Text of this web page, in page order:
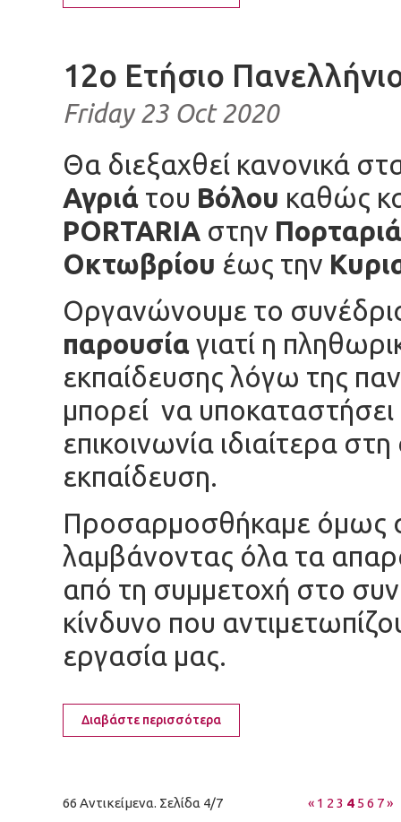
12ο Ετήσιο
Friday 23 Oct 2020
Θα διεξαχθεί κανονικά
Αγριά του Βόλου καθώς
PORTARIA στην
Οκτωβρίου έως την
Οργανώνουμε το
παρουσία γιατί η
εκπαίδευσης λόγω της
μπορεί να
επικοινωνία ιδιαίτερα
εκπαίδευση.
Προσαρμοσθήκαμε όμως
λαμβάνοντας όλα τα
από τη συμμετοχή στο
κίνδυνο που
εργασία μας.
Διαβάστε περισσότερα
66 Αντικείμενα. Σελίδα 4/7 « 1 2 3 4 5 6 7»